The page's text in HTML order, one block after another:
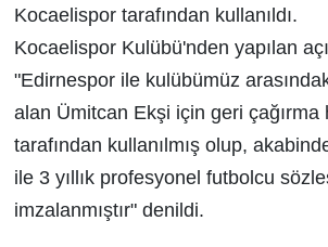
Kocaelispor tarafından kullanıldı.
Kocaelispor Kulübü'nden yapılan
"Edirnespor ile kulübümüz
alan Ümitcan Ekşi için geri çağırma
tarafından kullanılmış olup,
ile 3 yıllık profesyonel futbolcu
imzalanmıştır" denildi.